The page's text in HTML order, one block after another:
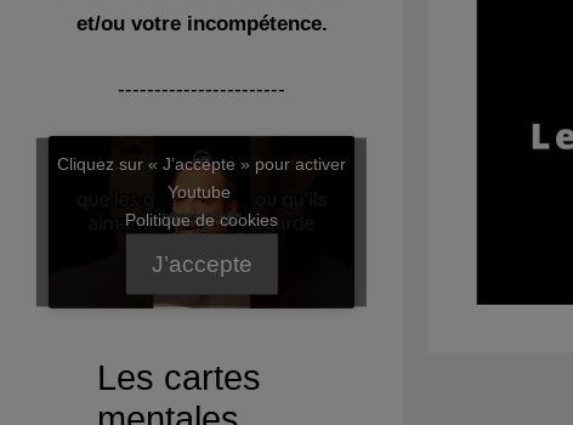
et/ou votre incompétence.
-----------------------
Cliquez sur « J’accepte » pour activer
Youtube
Politique de cookies
J’accepte
Les cartes